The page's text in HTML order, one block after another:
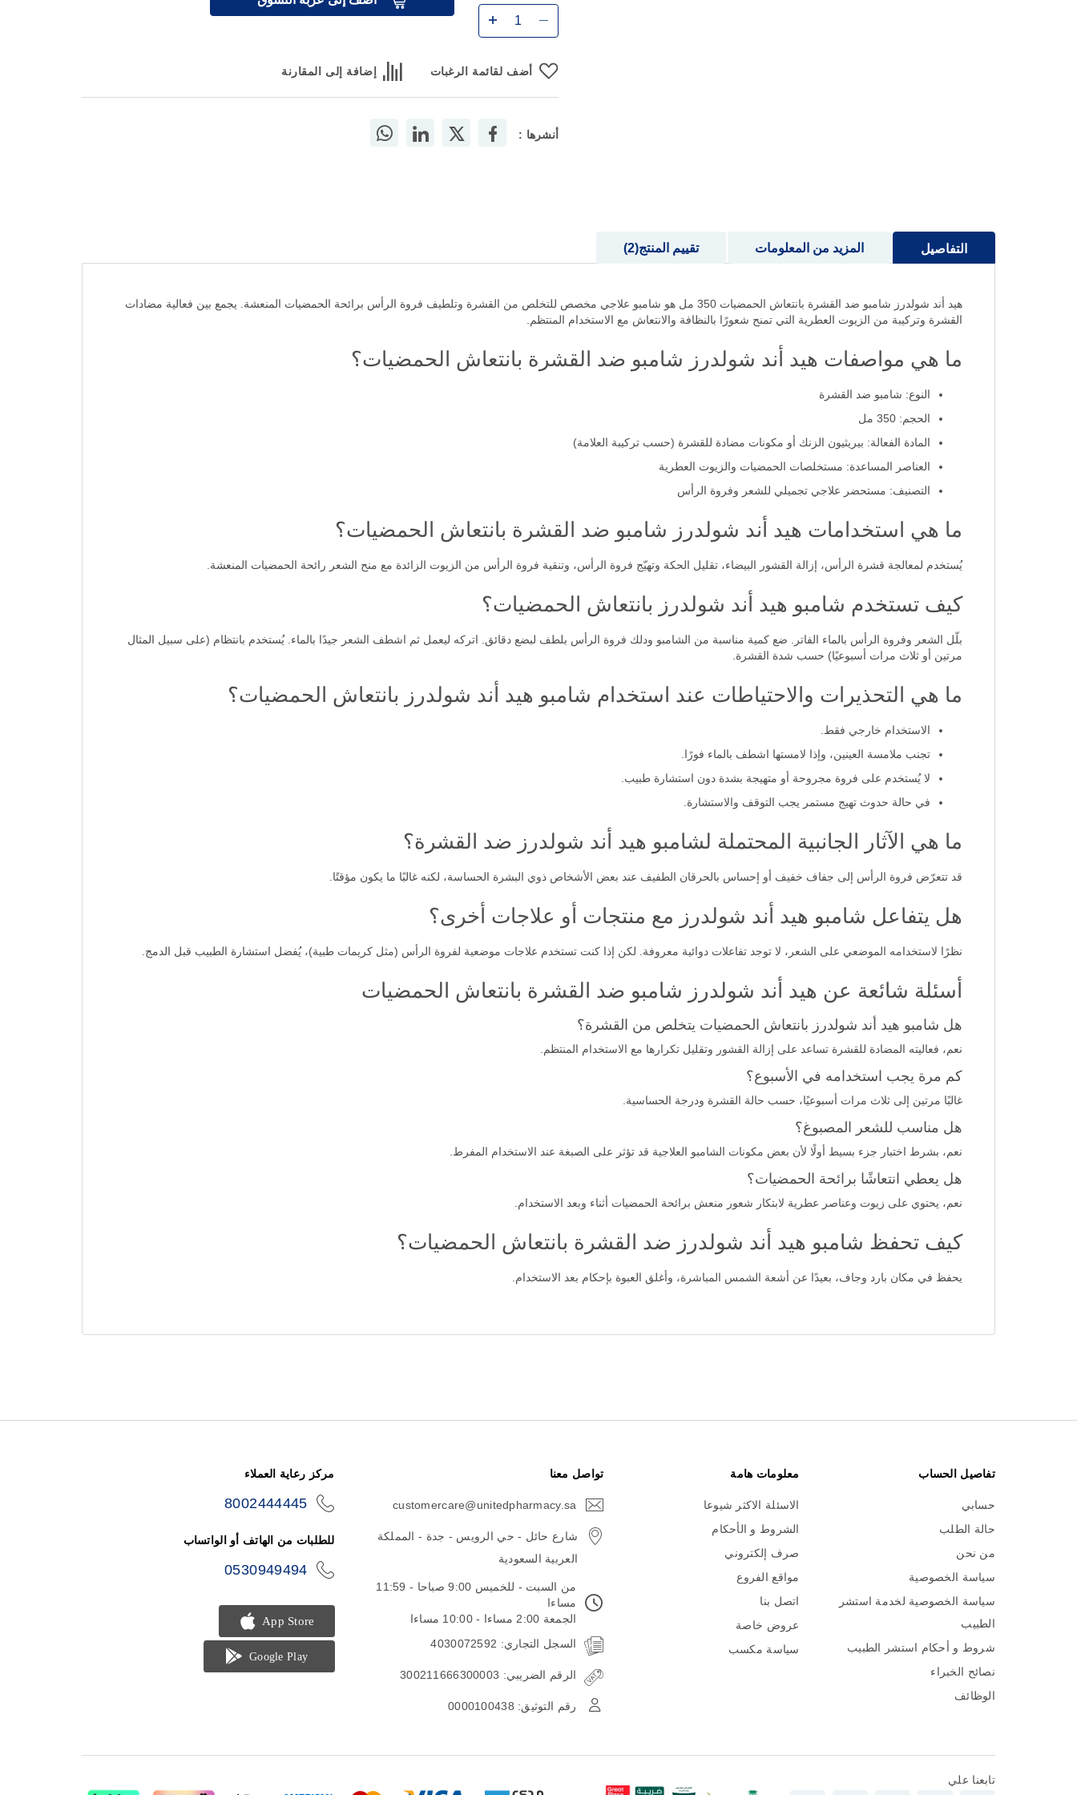
أضف لقائمة الرغبات إضافة إلى المقارنة
أنشرها :
التفاصيل
هيد أند شولدرز شامبو ضد القشرة بانتعاش الحمضيات 350 مل هو شامبو علاجي مخصص للتخلص من القشرة وتلطيف فروة الرأس برائحة الحمضيات المنعشة. يجمع بين فعالية مضادات
القشرة وتركيبة من الزيوت العطرية التي تمنح شعورًا بالنظافة والانتعاش مع الاستخدام المنتظم.
ما هي مواصفات هيد أند شولدرز شامبو ضد القشرة بانتعاش الحمضيات؟
النوع: شامبو ضد القشرة
الحجم: 350 مل
المادة الفعالة: بيريثيون الزنك أو مكونات مضادة للقشرة (حسب تركيبة العلامة)
العناصر المساعدة: مستخلصات الحمضيات والزيوت العطرية
التصنيف: مستحضر علاجي تجميلي للشعر وفروة الرأس
ما هي استخدامات هيد أند شولدرز شامبو ضد القشرة بانتعاش الحمضيات؟
يُستخدم لمعالجة قشرة الرأس، إزالة القشور البيضاء، تقليل الحكة وتهيّج فروة الرأس، وتنقية فروة الرأس من الزيوت الزائدة مع منح الشعر رائحة الحمضيات المنعشة.
كيف تستخدم شامبو هيد أند شولدرز بانتعاش الحمضيات؟
بلّل الشعر وفروة الرأس بالماء الفاتر. ضع كمية مناسبة من الشامبو ودلك فروة الرأس بلطف لبضع دقائق. اتركه ليعمل ثم اشطف الشعر جيدًا بالماء. يُستخدم بانتظام (على سبيل المثال
مرتين أو ثلاث مرات أسبوعيًا) حسب شدة القشرة.
ما هي التحذيرات والاحتياطات عند استخدام شامبو هيد أند شولدرز بانتعاش الحمضيات؟
الاستخدام خارجي فقط.
تجنب ملامسة العينين، وإذا لامستها اشطف بالماء فورًا.
لا يُستخدم على فروة مجروحة أو متهيجة بشدة دون استشارة طبيب.
في حالة حدوث تهيج مستمر يجب التوقف والاستشارة.
ما هي الآثار الجانبية المحتملة لشامبو هيد أند شولدرز ضد القشرة؟
قد تتعرّض فروة الرأس إلى جفاف خفيف أو إحساس بالحرقان الطفيف عند بعض الأشخاص ذوي البشرة الحساسة، لكنه غالبًا ما يكون مؤقتًا.
هل يتفاعل شامبو هيد أند شولدرز مع منتجات أو علاجات أخرى؟
نظرًا لاستخدامه الموضعي على الشعر، لا توجد تفاعلات دوائية معروفة. لكن إذا كنت تستخدم علاجات موضعية لفروة الرأس (مثل كريمات طبية)، يُفضل استشارة الطبيب قبل الدمج.
أسئلة شائعة عن هيد أند شولدرز شامبو ضد القشرة بانتعاش الحمضيات
هل شامبو هيد أند شولدرز بانتعاش الحمضيات يتخلص من القشرة؟
نعم، فعاليته المضادة للقشرة تساعد على إزالة القشور وتقليل تكرارها مع الاستخدام المنتظم.
كم مرة يجب استخدامه في الأسبوع؟
غالبًا مرتين إلى ثلاث مرات أسبوعيًا، حسب حالة القشرة ودرجة الحساسية.
هل مناسب للشعر المصبوغ؟
نعم، بشرط اختبار جزء بسيط أولًا لأن بعض مكونات الشامبو العلاجية قد تؤثر على الصبغة عند الاستخدام المفرط.
هل يعطي انتعاشًا برائحة الحمضيات؟
نعم، يحتوي على زيوت وعناصر عطرية لابتكار شعور منعش برائحة الحمضيات أثناء وبعد الاستخدام.
كيف تحفظ شامبو هيد أند شولدرز ضد القشرة بانتعاش الحمضيات؟
يحفظ في مكان بارد وجاف، بعيدًا عن أشعة الشمس المباشرة، وأغلق العبوة بإحكام بعد الاستخدام.
المزيد من المعلومات تقييم المنتج 2
تفاصيل الحساب
حسابي
حالة الطلب
من نحن
سياسة الخصوصية
سياسة الخصوصية لخدمة استشر
الطبيب
شروط و أحكام استشر الطبيب
نصائح الخبراء
الوظائف
معلومات هامة
الاسئلة الاكثر شيوعا
الشروط و الأحكام
صرف إلكتروني
مواقع الفروع
اتصل بنا
عروض خاصة
سياسة مكسب
تواصل معنا
customercare@unitedpharmacy.sa
شارع حائل - حي الرويس - جدة - المملكة
العربية السعودية
من السبت - للخميس 9:00 صباحا - 11:59
مساءا
الجمعة 2:00 مساءا - 10:00 مساءا
السجل التجاري: 4030072592
الرقم الضريبي: 300211666300003
رقم التوثيق: 0000100438
مركز رعاية العملاء
8002444445
للطلبات من الهاتف أو الواتساب
0530949494
تابعنا علي